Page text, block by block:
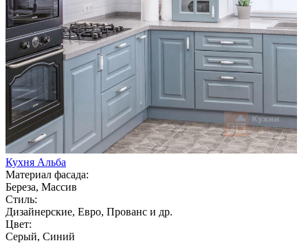
Кухня Альба
Материал фасада:
Береза, Массив
Стиль:
Дизайнерские, Евро, Прованс и др.
Цвет:
Серый, Синий